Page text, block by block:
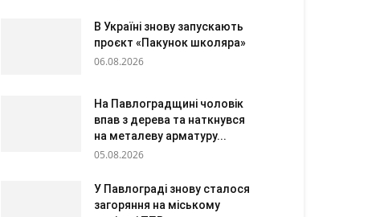
В Україні знову запускають
проєкт «Пакунок школяра»
06.08.2026
На Павлоградщині чоловік
впав з дерева та наткнувся
на металеву арматуру...
05.08.2026
У Павлограді знову сталося
загоряння на міському